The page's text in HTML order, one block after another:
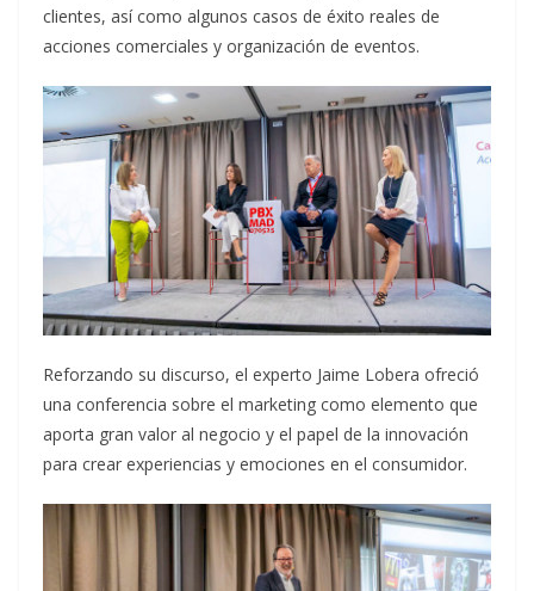
clientes, así como algunos casos de éxito reales de
acciones comerciales y organización de eventos.
Reforzando su discurso, el experto Jaime Lobera ofreció
una conferencia sobre el marketing como elemento que
aporta gran valor al negocio y el papel de la innovación
para crear experiencias y emociones en el consumidor.